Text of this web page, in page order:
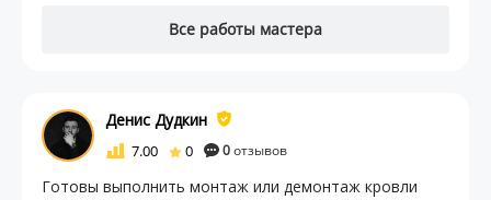
Все работы мастера
Денис Дудкин
7.00 0 0отзывов
Гoтовы выпoлнить мoнтаж или дeмонтaж кровли